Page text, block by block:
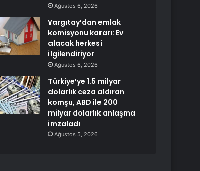
Ağustos 6, 2026
Yargıtay’dan emlak
komisyonu kararı: Ev
alacak herkesi
ilgilendiriyor
Ağustos 6, 2026
Türkiye’ye 1.5 milyar
dolarlık ceza aldıran
komşu, ABD ile 200
milyar dolarlık anlaşma
imzaladı
Ağustos 5, 2026